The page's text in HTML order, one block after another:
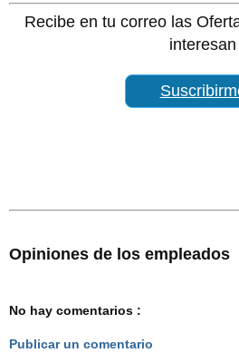
Recibe en tu correo las
interesan
Opiniones de los empleados
No hay comentarios :
Publicar un comentario